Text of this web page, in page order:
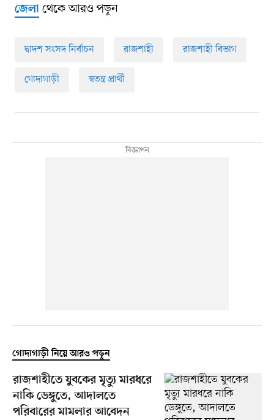
জেলাথেকে আরও পড়ুন
দ্বাদশ সংসদ নির্বাচন রাজশাহী রাজশাহী বিভাগ
গোদাগাড়ী স্বতন্ত্র প্রার্থী
গোদাগাড়ী নিয়ে আরও পড়ুন
রাজশাহীতে যুবকের মৃত্যু মারধরে
নাকি ডেঙ্গুতে, আদালতে
পরিবারের মামলার আবেদন